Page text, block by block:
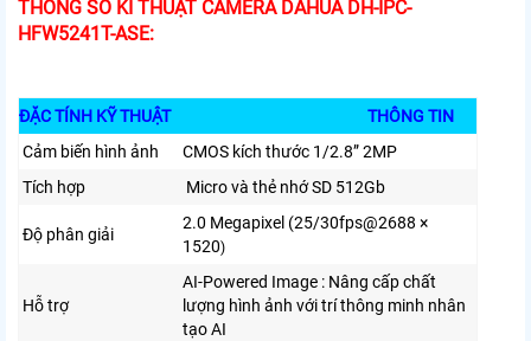
THÔNG SỐ KĨ THUẬT CAMERA DAHUA DH-IPC-
HFW5241T-ASE:
ĐẶC TÍNH KỸ THUẬT
THÔNG TIN
Cảm biến hình ảnh
CMOS kích thước 1/2.8” 2MP
Tích hợp
Micro và thẻ nhớ SD 512Gb
Độ phân giải
2.0 Megapixel (25/30fps@2688 ×
1520)
Hỗ trợ
AI-Powered Image : Nâng cấp chất
lượng hình ảnh với trí thông minh nhân
tạo AI